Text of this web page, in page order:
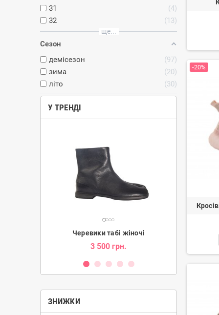
31
4
32
13
ще...
Сезон
демісезон
97
зима
20
літо
30
У ТРЕНДІ
Черевики табі жіночі
3 500 грн. 2 080
ЗНИЖКИ
-20%